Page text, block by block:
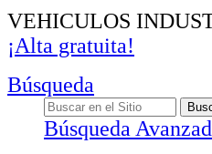
VEHICULOS
¡Alta gratuita!
Búsqueda
Búsqueda